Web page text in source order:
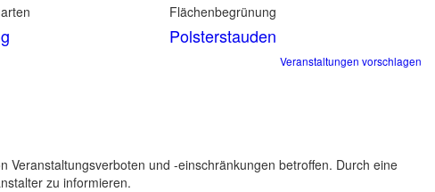
Flächenbegrünung
Polsterstauden
Veranstaltungen vorschlagen
und -einschränkungen betroffen. Durch eine
zu informieren.